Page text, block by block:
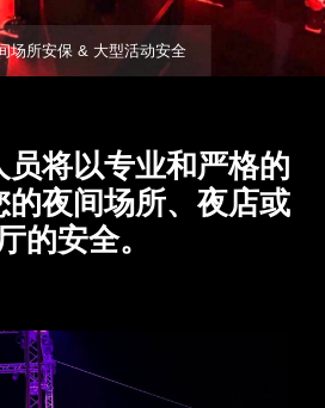
场所安保 & 大型活动安全
将以专业和严格的
的夜间场所、夜店或
的安全。